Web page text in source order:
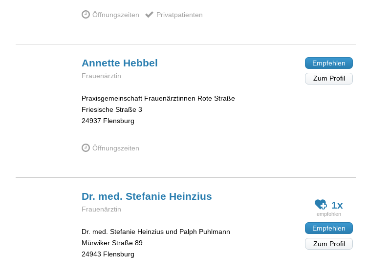
Öffnungszeiten Privatpatienten
Annette Hebbel
Frauenärztin
Praxisgemeinschaft Frauenärztinnen Rote Straße
Friesische Straße 3
24937 Flensburg
Öffnungszeiten
Empfehlen
Zum Profil
Dr. med. Stefanie Heinzius
Frauenärztin
Dr. med. Stefanie Heinzius und Palph Puhlmann
Mürwiker Straße 89
24943 Flensburg
1x
Empfehlen
Zum Profil